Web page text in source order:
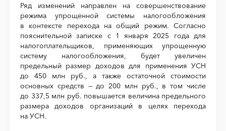
Ряд изменений направлен на совершенствование
режима упрощенной системы налогообложения
в контексте перехода на общий режим. Согласно
пояснительной записке с 1 января 2025 года для
налогоплательщиков, применяющих упрощенную
систему налогообложения, будет увеличен
предельный размер доходов для применения УСН
до 450 млн руб., а также остаточной стоимости
основных средств — до 200 млн руб., в том числе
до 337,5 млн руб. повышается величина предельного
размера доходов организаций в целях перехода
на УСН.